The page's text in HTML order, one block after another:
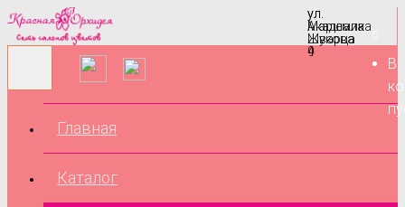
ул.
Маршала
Жукова
9
ул.
Академика
Шварца
4
В
Главная
Каталог